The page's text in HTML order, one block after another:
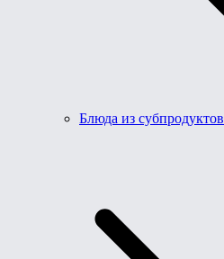
Блюда из субпродуктов